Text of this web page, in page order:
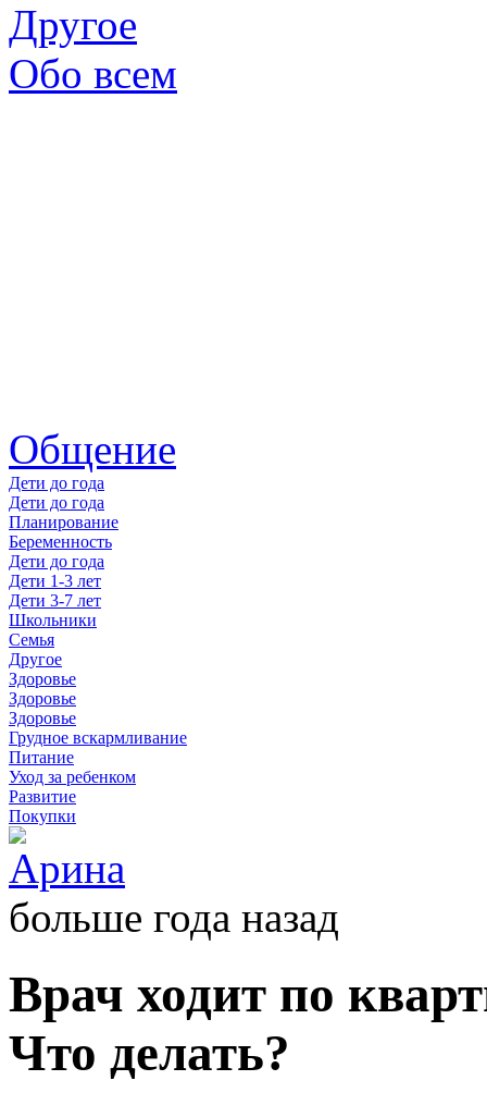
Другое
Обо всем
Общение
Дети до года
Дети до года
Планирование
Беременность
Дети до года
Дети 1-3 лет
Дети 3-7 лет
Школьники
Семья
Другое
Здоровье
Здоровье
Здоровье
Грудное вскармливание
Питание
Уход за ребенком
Развитие
Покупки
Арина
больше года назад
Врач ходит по
Что делать?